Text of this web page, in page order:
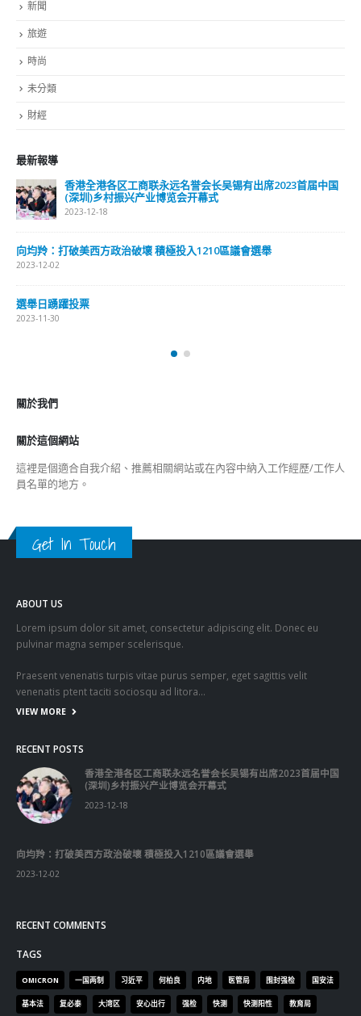
新聞
旅遊
時尚
未分類
財經
最新報導
香港全港各区工商联永远名誉会长吴锡有出席2023首届中国
(深圳)乡村振兴产业博览会开幕式
2023-12-18
向均羚：打破美西方政治破壞 積極投入1210區議會選舉
2023-12-02
選舉日踴躍投票
2023-11-30
關於我們
關於這個網站
這裡是個適合自我介紹、推薦相關網站或在內容中納入工作經歷/工作人
員名單的地方。
Get In Touch
ABOUT US
Lorem ipsum dolor sit amet, consectetur adipiscing elit. Donec eu
pulvinar magna semper scelerisque.
Praesent venenatis turpis vitae purus semper, eget sagittis velit
venenatis ptent taciti sociosqu ad litora…
VIEW MORE
RECENT POSTS
香港全港各区工商联永远名誉会长吴锡有出席2023首届中国
(深圳)乡村振兴产业博览会开幕式
2023-12-18
向均羚：打破美西方政治破壞 積極投入1210區議會選舉
2023-12-02
RECENT COMMENTS
TAGS
OMICRON 一国两制 习近平 何柏良 内地 医管局 围封强检 国安法
基本法 复必泰 大湾区 安心出行 强检 快测 快测阳性 教育局